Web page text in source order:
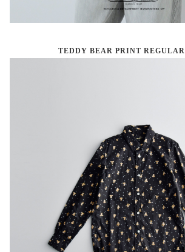
TEDDY BEAR PRINT